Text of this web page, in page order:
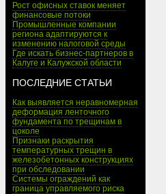
Рост офисных ставок меняет
финансовые потоки
Промышленные компании
региона адаптируются к
изменению налоговой среды
Где искать бизнес-партнеров в
Калуге и Калужской области
ПОСЛЕДНИЕ СТАТЬИ
Как выявляется неравномерная
деформация ленточного
фундамента по трещинам в
цоколе
Признаки раскрытия
температурных трещин в
железобетонных конструкциях
при обследовании
Системы ограждений как
граница управляемого риска